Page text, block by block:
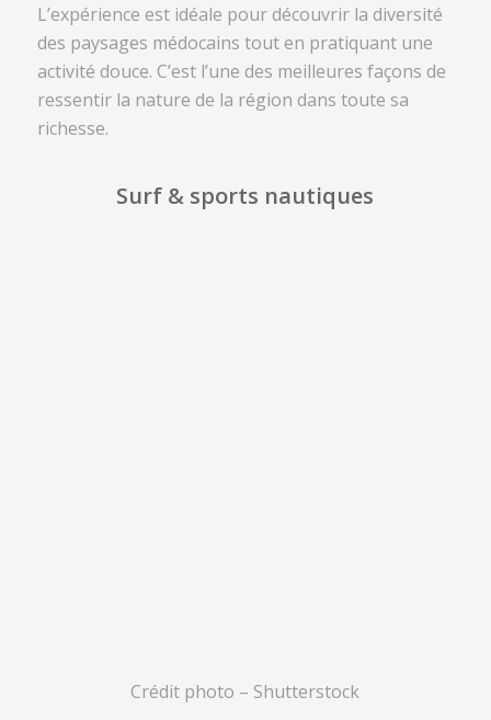
L’expérience est idéale pour découvrir la diversité
des paysages médocains tout en pratiquant une
activité douce. C’est l’une des meilleures façons de
ressentir la nature de la région dans toute sa
richesse.
Surf & sports nautiques
Crédit photo – Shutterstock